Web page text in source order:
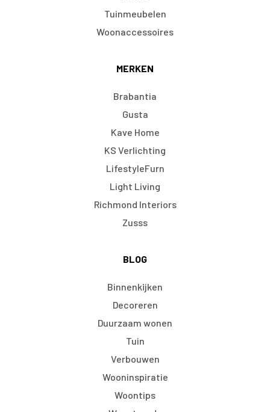
Tuinmeubelen
Woonaccessoires
MERKEN
Brabantia
Gusta
Kave Home
KS Verlichting
LifestyleFurn
Light Living
Richmond Interiors
Zusss
BLOG
Binnenkijken
Decoreren
Duurzaam wonen
Tuin
Verbouwen
Wooninspiratie
Woontips